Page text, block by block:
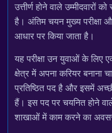
उत्तीर्ण होने वाले उम्मीदवारों
है। अंतिम चयन मुख्य परीक्षा
आधार पर किया जाता है।
यह परीक्षा उन युवाओं के लिए
क्षेत्र में अपना करियर बनाना
प्रतिष्ठित पद है और इसमें
हैं। इस पद पर चयनित होने वाले
शाखाओं में काम करने का